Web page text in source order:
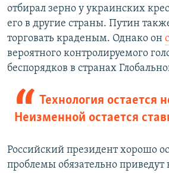
отбирал зерно у украинских
его в другие страны. Путин
торговать краденым. Однако он
вероятного контролируемого
беспорядков в странах
Технология остается
Неизменной остается
Российский президент хорошо
проблемы обязательно приведут